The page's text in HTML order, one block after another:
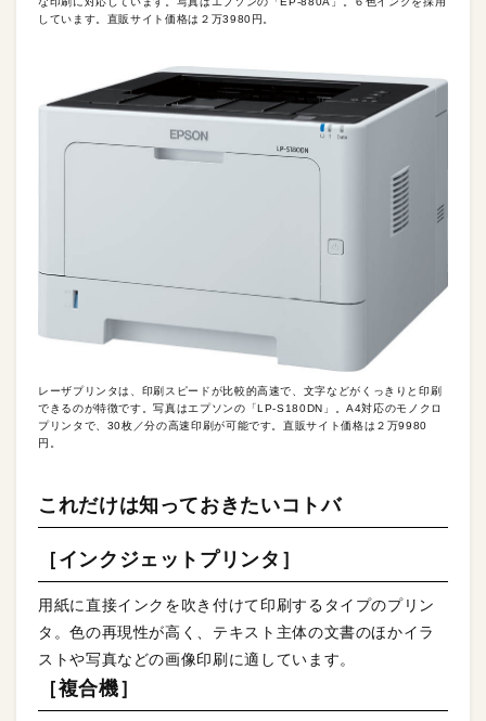
しています。直販サイト価格は２万3980円。
レーザプリンタは、印刷スピードが比較的高速で、文字などがくっきりと印刷
できるのが特徴です。写真はエプソンの「LP-S180DN」。A4対応のモノクロ
プリンタで、30枚／分の高速印刷が可能です。直販サイト価格は２万9980
円。
これだけは知っておきたいコトバ
［インクジェットプリンタ］
用紙に直接インクを吹き付けて印刷するタイプのプリン
タ。色の再現性が高く、テキスト主体の文書のほかイラ
ストや写真などの画像印刷に適しています。
［複合機］